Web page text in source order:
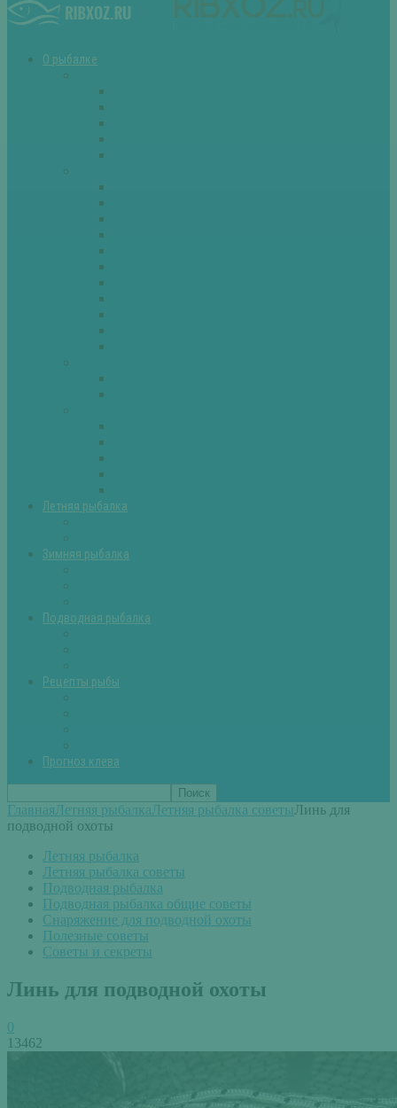
О рыбалке
Летняя рыбалка
Зимняя рыбалка
Подводная рыбалка
Рецепты рыбы
Прогноз клева
ГлавнаяЛетняя рыбалкаЛетняя рыбалка советыЛинь для
подводной охоты
Летняя рыбалка
Летняя рыбалка советы
Подводная рыбалка
Подводная рыбалка общие советы
Снаряжение для подводной охоты
Полезные советы
Советы и секреты
Линь для подводной охоты
0
13462